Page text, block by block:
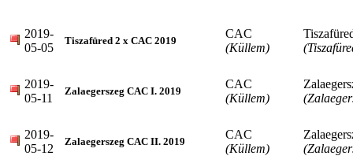
2019-
05-05
Tiszafüred 2 x CAC 2019
CAC
(Küllem)
2019-
05-11
Zalaegerszeg CAC I. 2019
CAC
(Küllem)
2019-
05-12
Zalaegerszeg CAC II. 2019
CAC
(Küllem)